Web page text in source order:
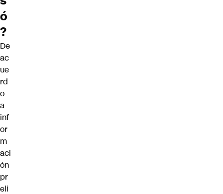
ó
?
De
ac
ue
rd
o
a
inf
or
m
aci
ón
pr
eli